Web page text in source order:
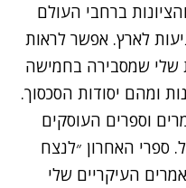
ברחבי העולם
לארץ. אפשר לראות
שמסבירה בחמישה
ומהם יסודות הסכסוך.
וספרים העוסקים
ספרי האחרון ״לנצח
העיקריים שלי